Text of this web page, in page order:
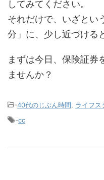
してみてください。
それだけで、いざとい
分」に、少し近づける
まずは今日、保険証券
ませんか？
-40代のじぶん時間 ライフス
-cc